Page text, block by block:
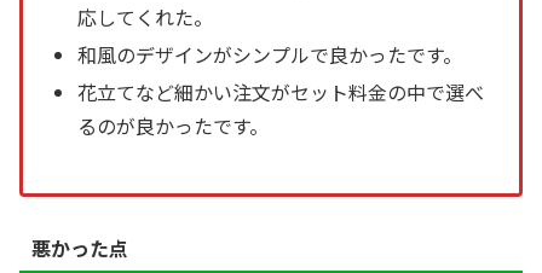
応してくれた。
和風のデザインがシンプルで良かったです。
花立てなど細かい注文がセット料金の中で選べ
るのが良かったです。
悪かった点